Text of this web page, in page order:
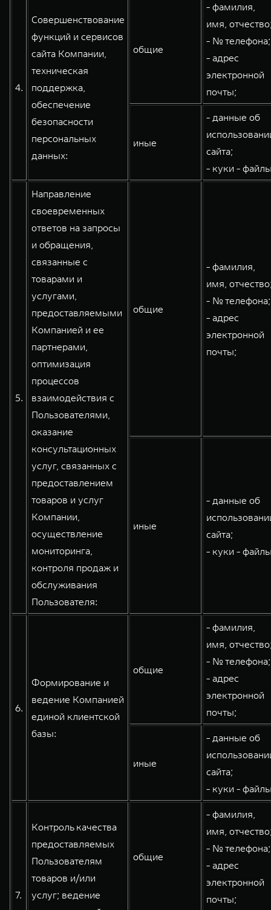
4.
Совершенствование
функций и сервисов
сайта Компании,
техническая
поддержка,
обеспечение
безопасности
персональных
данных:
общие
- фамилия,
имя,
- № телефона;
- адрес
электронной
почты;
иные
- данные об
сайта;
- куки -
5.
Направление
своевременных
ответов на запросы
и обращения,
связанные с
товарами и
услугами,
предоставляемыми
Компанией и ее
партнерами,
оптимизация
процессов
взаимодействия с
Пользователями,
оказание
консультационных
услуг, связанных с
предоставлением
товаров и услуг
Компании,
осуществление
мониторинга,
контроля продаж и
обслуживания
Пользователя:
общие
- фамилия,
имя,
- № телефона;
- адрес
электронной
почты;
иные
- данные об
сайта;
- куки -
6.
Формирование и
ведение Компанией
единой клиентской
базы:
общие
- фамилия,
имя,
- № телефона;
- адрес
электронной
почты;
иные
- данные об
сайта;
- куки -
7.
Контроль качества
предоставляемых
Пользователям
товаров и/или
услуг; ведение
общие
- фамилия,
имя,
- № телефона;
- адрес
электронной
почты;